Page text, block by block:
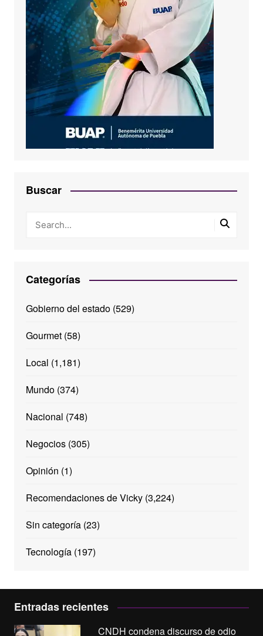
Buscar
Categorías
Gobierno del estado(529)
Gourmet(58)
Local (1,181)
Mundo(374)
Nacional (748)
Negocios(305)
Opinión (1)
Recomendaciones de Vicky(3,224)
Sin categoría(23)
Tecnología(197)
Entradas recientes
CNDH condena discurso de odio